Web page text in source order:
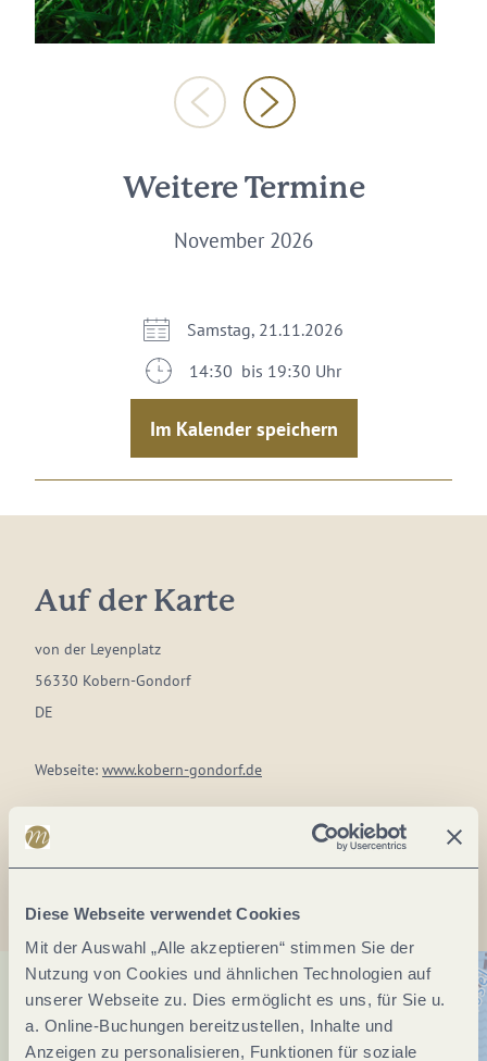
Diese Webseite verwendet Cookies
Mit der Auswahl „Alle akzeptieren“ stimmen Sie der
Nutzung von Cookies und ähnlichen Technologien auf
unserer Webseite zu. Dies ermöglicht es uns, für Sie u.
a. Online-Buchungen bereitzustellen, Inhalte und
Anzeigen zu personalisieren, Funktionen für soziale
Weitere Termine
November 2026
Samstag, 21.11.2026
14:30 bis 19:30 Uhr
Im Kalender speichern
Auf der Karte
von der Leyenplatz
56330 Kobern-Gondorf
DE
Webseite: www.kobern-gondorf.de